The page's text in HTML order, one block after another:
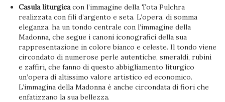
Casula liturgicacon l’immagine della Tota Pulchra
realizzata con fili d’argento e seta. L’opera, di somma
eleganza, ha un tondo centrale con l’immagine della
Madonna, che segue i canoni iconografici della sua
rappresentazione in colore bianco e celeste. Il tondo viene
circondato di numerose perle autentiche, smeraldi, rubini
e zaffiri, che fanno di questo abbigliamento liturgico
un’opera di altissimo valore artistico ed economico.
L’immagina della Madonna è anche circondata di fiori che
enfatizzano la sua bellezza.